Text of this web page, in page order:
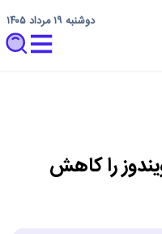
دوشنبه ۱۹ مرداد ۱۴۰۵
را کاهش